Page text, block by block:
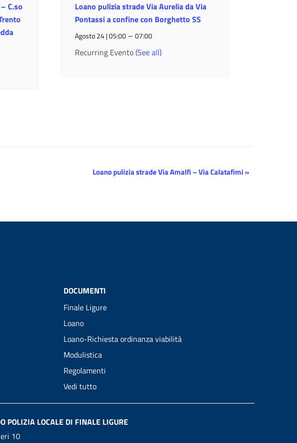
C.so
Loano pulizia strade Via Aurelia da Via
Pontassi a confine con Borghetto SS
Agosto 24 | 05:00 –07:00
Recurring Evento(See all)
Loano pulizia strade Via Amalfi – Via Calatafimi»
DOCUMENTI
Finale Ligure
Loano
Loano-Richiesta ordinanza viabilità
Modulistica
Regolamenti
Vedi tutto
POLIZIA LOCALE DI FINALE LIGURE
10